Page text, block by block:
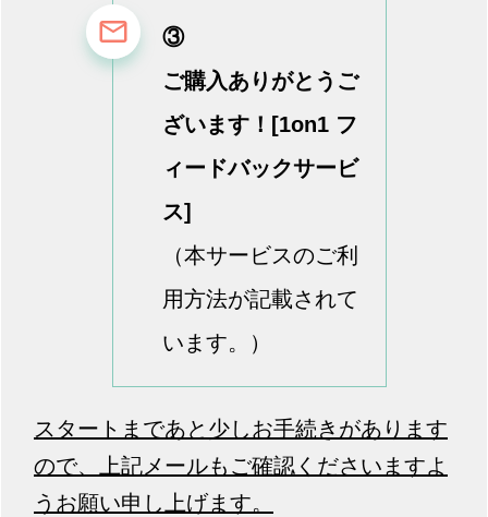
③
ご購入ありがとうご
ざいます！[1on1 フ
ィードバックサービ
ス]
（本サービスのご利
用方法が記載されて
います。）
スタートまであと少しお手続きがあります
ので、上記メールもご確認くださいますよ
うお願い申し上げます。